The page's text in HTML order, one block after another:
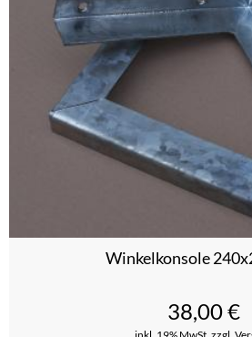
Winkelkonsole
38,00€